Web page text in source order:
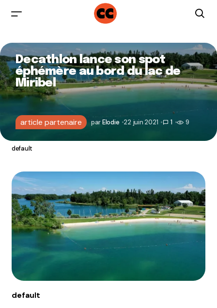
Decathlon lance son spot
éphémère au bord du lac de
Miribel
article partenaire parElodie 22 juin 2021 1 9
default
default